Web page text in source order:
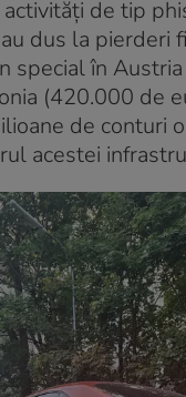
de tip
dus la pierderi
special în
(420.000 de
de conturi
acestei